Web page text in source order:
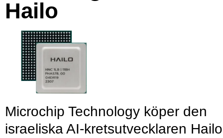
Hailo
Microchip Technology köper den
israeliska AI-kretsutvecklaren